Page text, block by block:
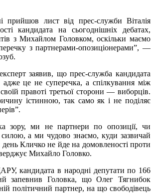
лист від прес-служби Віталія
кандидата на сьогоднішніх дебатах,
з Михайлом Головком, оскільки маємо
з партнерами-опозиціонерами”, —
заявив, що прес-служба кандидата
адже це не суперечка, а спілкування між
правоті третьої сторони — виборців.
істинною, так само як і не поділяє
ми не партнери по опозиції, чи
а ми чудово знаємо, куди зазвичай
Кличко не йде на домовленості проти
Михайло Головко.
кандидата в народні депутати по 166
запевнив Головка, що Олег Тягнибок
політичний партнер, на що свободівець